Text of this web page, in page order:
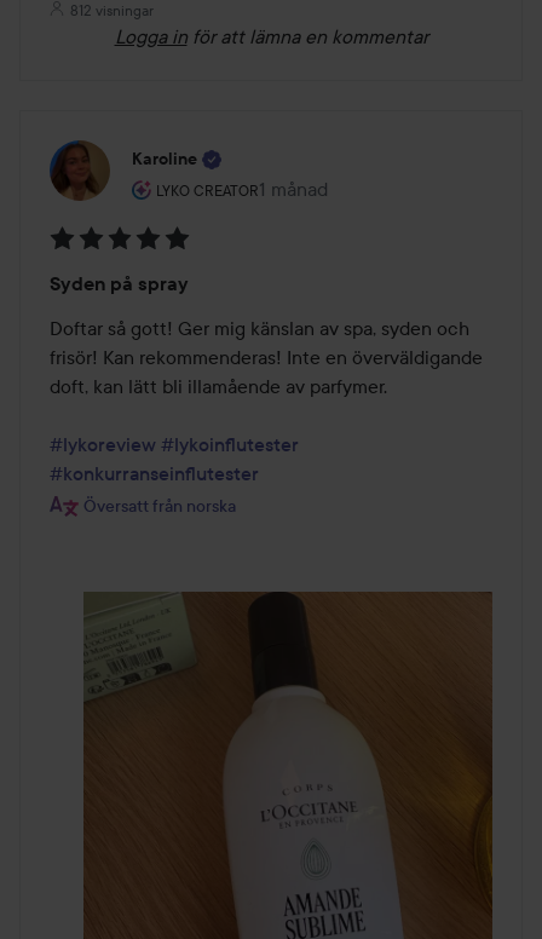
812 visningar
Logga in för att lämna en kommentar
Karoline
LYKO CREATOR
Användarens roll: Lyko Creator.
1 månad
Inlägget skapades 1 månad
5
av
5
Syden på spray
Doftar så gott! Ger mig känslan av spa, syden och
frisör! Kan rekommenderas! Inte en överväldigande
doft, kan lätt bli illamående av parfymer.
#lykoreview #lykoinflutester
#konkurranseinflutester
Översatt från norska